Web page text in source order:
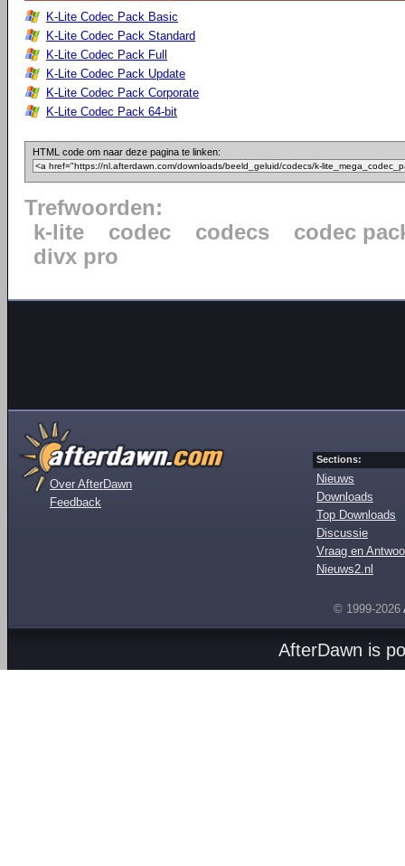
K-Lite Codec Pack Basic
K-Lite Codec Pack Standard
K-Lite Codec Pack Full
K-Lite Codec Pack Update
K-Lite Codec Pack Corporate
K-Lite Codec Pack 64-bit
HTML code om naar deze pagina te linken:
Trefwoorden:
k-lite
codec codecs
codec
divx pro
Over AfterDawn
Feedback
Sections:
Nieuws
Downloads
Top Downloads
Discussie
Vraag en
Nieuws2.nl
© 1999-2026
AfterDawn is